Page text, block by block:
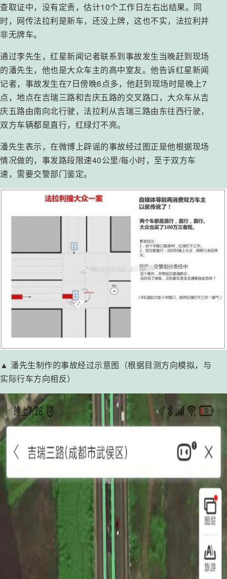
查取证中，没有定责，估计10个工作日左右出结果。同
时，网传法拉利是新车，还没上牌，这也不实，法拉利并
非无牌车。
通过李先生，红星新闻记者联系到事故发生当晚赶到现场
的潘先生，他也是大众车主的高中室友。他告诉红星新闻
记者，事故发生在7日傍晚6点多，他赶到现场时是晚上7
点，地点在吉瑞三路和吉庆五路的交叉路口，大众车从吉
庆五路由南向北行驶，法拉利从吉瑞三路由东往西行驶，
双方车辆都是直行，红绿灯不亮。
潘先生表示，在微博上辟谣的事故经过图正是他根据现场
情况做的，事发路段限速40公里/每小时，至于双方车
速，需要交警部门鉴定。
▲ 潘先生制作的事故经过示意图（根据目测方向模拟，与
实际行车方向相反）